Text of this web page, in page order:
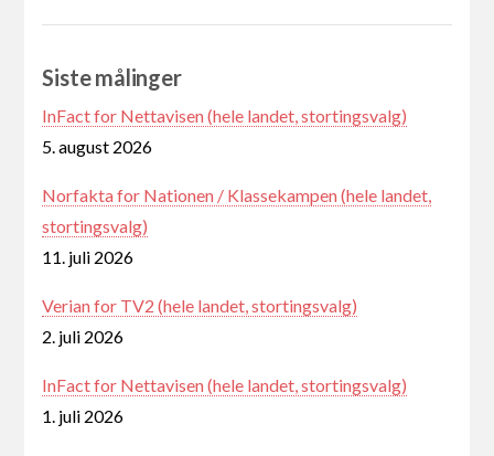
Siste målinger
InFact for Nettavisen (hele landet, stortingsvalg)
5. august 2026
Norfakta for Nationen / Klassekampen (hele landet,
stortingsvalg)
11. juli 2026
Verian for TV2 (hele landet, stortingsvalg)
2. juli 2026
InFact for Nettavisen (hele landet, stortingsvalg)
1. juli 2026